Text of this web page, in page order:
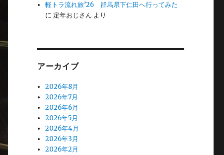
軽トラ流れ旅’26 群馬県下仁田へ行ってみた
に 定年おじさん より
アーカイブ
2026年8月
2026年7月
2026年6月
2026年5月
2026年4月
2026年3月
2026年2月